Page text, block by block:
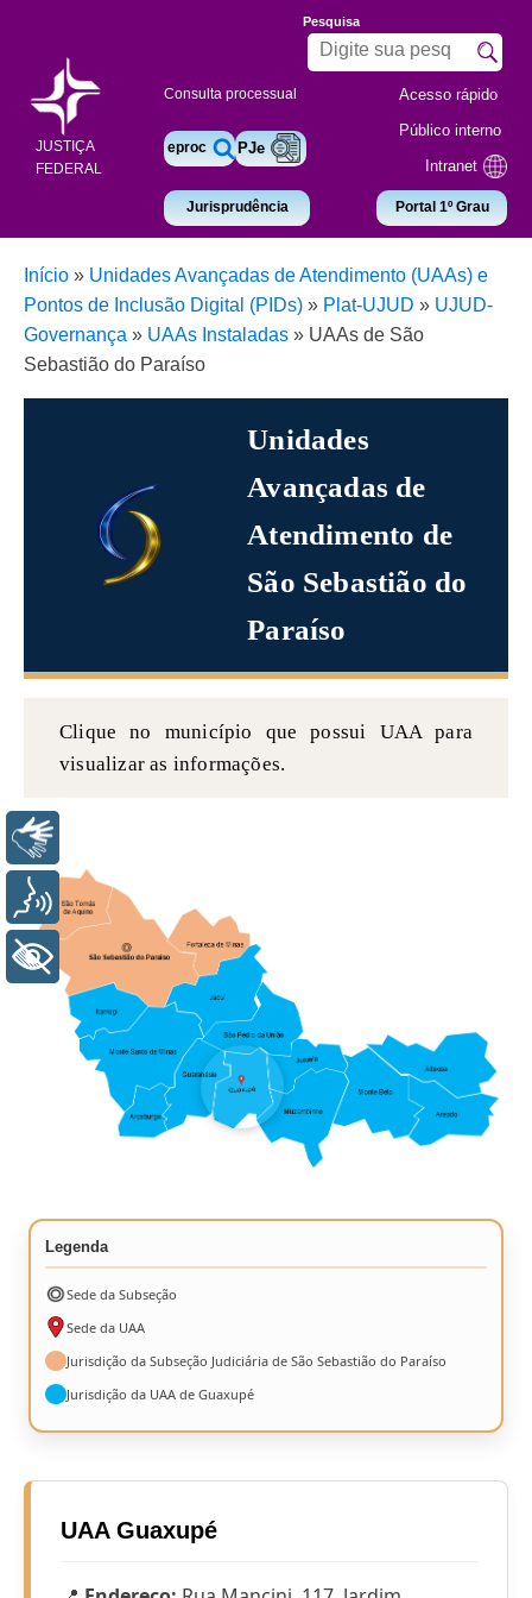
JUSTIÇA
FEDERAL
Consulta processual
eproc PJe
Jurisprudência
Pesquisa
Acesso rápido
Público interno
Intranet
Portal 1º Grau
Início » Unidades Avançadas de Atendimento (UAAs) e
Pontos de Inclusão Digital (PIDs) » Plat-UJUD » UJUD-
Governança » UAAs Instaladas » UAAs de São
Sebastião do Paraíso
Unidades
Avançadas de
Atendimento de
São Sebastião do
Paraíso
Clique no município que possui UAA para
visualizar as informações.
Legenda
Sede da Subseção
Sede da UAA
Jurisdição da Subseção Judiciária de São Sebastião do Paraíso
Jurisdição da UAA de Guaxupé
UAA Guaxupé
Voz
+ Acessibilidade